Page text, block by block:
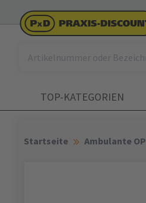
TOP-KATEGORIEN
Startseite Ambulante OP